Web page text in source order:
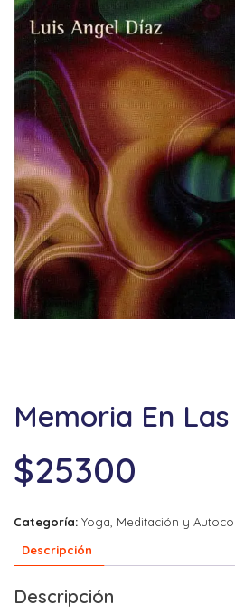
Memoria En
$25300
Categoría: Yoga, Meditación y
Descripción
Descripción